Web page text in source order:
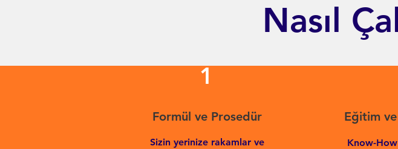
Nasıl
1
Formül ve Prosedür
Sizin yerinize rakamlar ve
Eğitim ve
Know-